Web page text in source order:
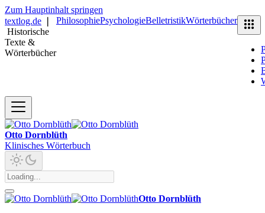
Zum Hauptinhalt springen
textlog.de
Historische
Texte &
Wörterbücher
PhilosophiePsychologieBelletristikWörterbücher
Otto Dornblüth
Klinisches Wörterbuch
Otto Dornblüth